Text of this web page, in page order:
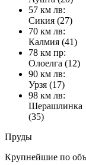
57 км лв:
Сикия (27)
70 км лв:
Калмия (41)
78 км пр:
Олоелга (12)
90 км лв:
Урзя (17)
98 км лв:
Шерашлинка
(35)
Пруды
Крупнейшие по